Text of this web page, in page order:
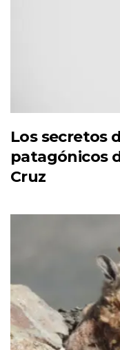
Los secretos
patagónicos
Cruz